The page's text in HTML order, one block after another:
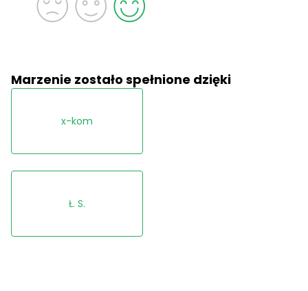
Marzenie zostało spełnione dzięki
x-kom
Ł. S.